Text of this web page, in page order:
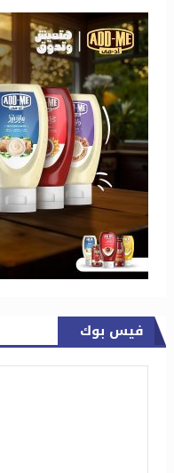
فيس بوك